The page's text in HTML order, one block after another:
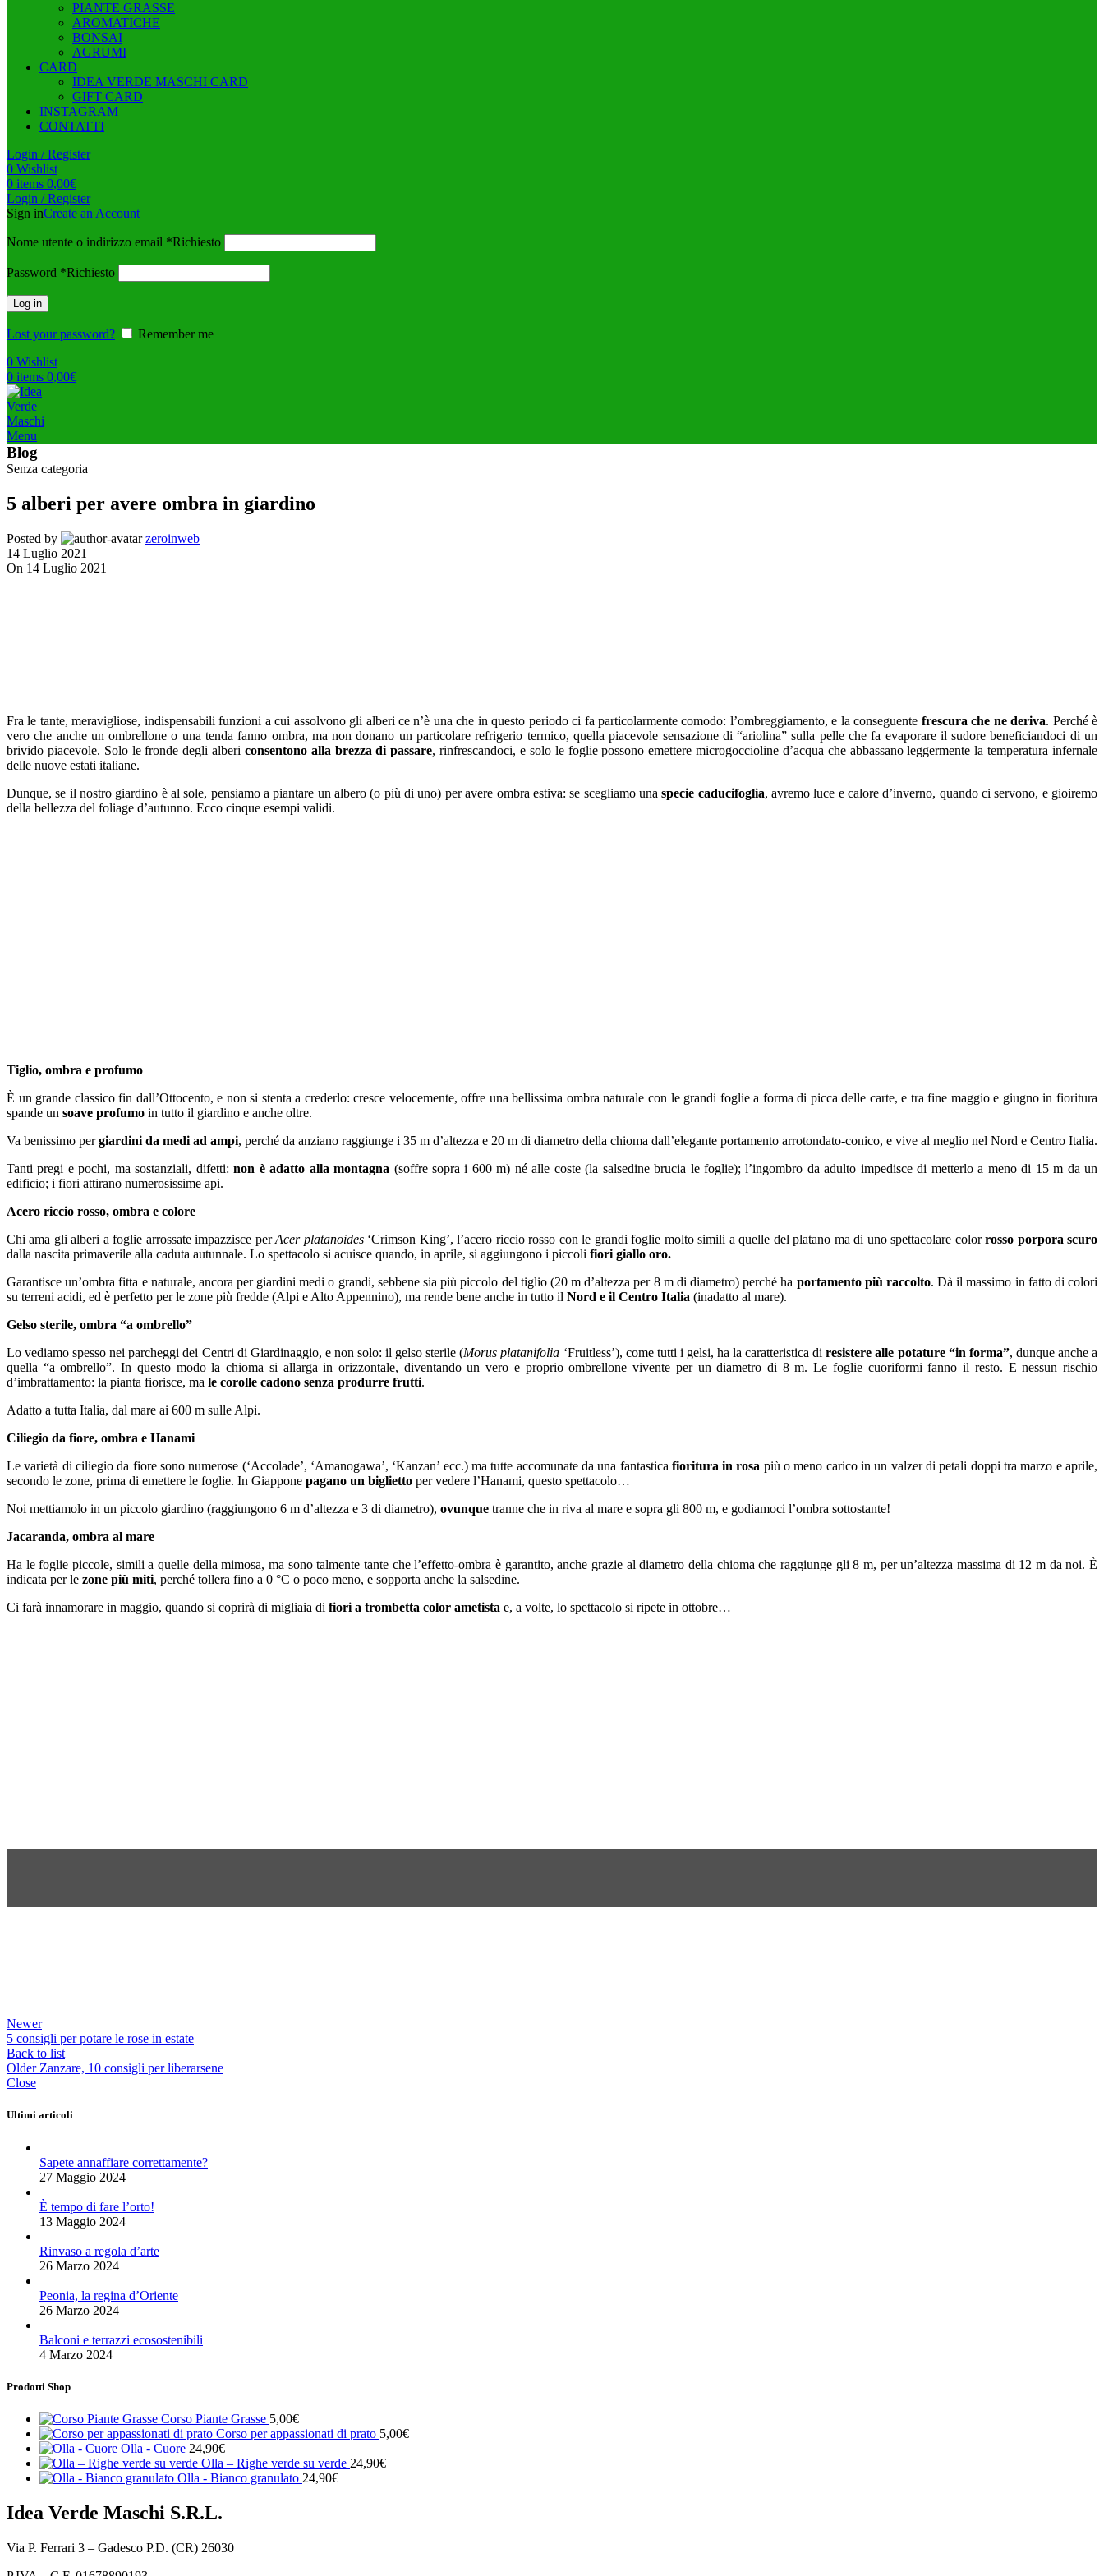
PIANTE GRASSE
AROMATICHE
BONSAI
AGRUMI
CARD
IDEA VERDE MASCHI CARD
GIFT CARD
INSTAGRAM
CONTATTI
Login / Register
0 Wishlist
0 items 0,00€
Login / Register
Sign inCreate an Account
Nome utente o indirizzo email *Richiesto
Password *Richiesto
Log in
Lost your password?
Remember me
0 Wishlist
0 items 0,00€
Menu
Blog
Senza categoria
5 alberi per avere ombra in giardino
Posted by
zeroinweb
14 Luglio 2021
On 14 Luglio 2021
Fra le tante, meravigliose, indispensabili funzioni a cui assolvono gli alberi ce n’è una che in questo periodo ci fa particolarmente comodo: l’ombreggiamento, e la conseguente frescura che ne deriva. Perché è
vero che anche un ombrellone o una tenda fanno ombra, ma non donano un particolare refrigerio termico, quella piacevole sensazione di “ariolina” sulla pelle che fa evaporare il sudore beneficiandoci di un
brivido piacevole. Solo le fronde degli alberi consentono alla brezza di passare, rinfrescandoci, e solo le foglie possono emettere microgoccioline d’acqua che abbassano leggermente la temperatura infernale
delle nuove estati italiane.
Dunque, se il nostro giardino è al sole, pensiamo a piantare un albero (o più di uno) per avere ombra estiva: se scegliamo unaspecie caducifoglia, avremo luce e calore d’inverno, quando ci servono, e gioiremo
della bellezza del foliage d’autunno. Ecco cinque esempi validi.
Tiglio, ombra e profumo
È un grande classico fin dall’Ottocento, e non si stenta a crederlo: cresce velocemente, offre una bellissima ombra naturale con le grandi foglie a forma di picca delle carte, e tra fine maggio e giugno in fioritura
spande un soave profumo in tutto il giardino e anche oltre.
Va benissimo pergiardini da medi ad ampi, perché da anziano raggiunge i 35 m d’altezza e 20 m di diametro della chioma dall’elegante portamento arrotondato-conico, e vive al meglio nel Nord e Centro Italia.
Tanti pregi e pochi, ma sostanziali, difetti:non è adatto alla montagna (soffre sopra i 600 m) né alle coste (la salsedine brucia le foglie); l’ingombro da adulto impedisce di metterlo a meno di 15 m da un
edificio; i fiori attirano numerosissime api.
Acero riccio rosso, ombra e colore
Chi ama gli alberi a foglie arrossate impazzisce perAcer platanoides‘Crimson King’, l’acero riccio rosso con le grandi foglie molto simili a quelle del platano ma di uno spettacolare colorrosso porpora scuro
dalla nascita primaverile alla caduta autunnale. Lo spettacolo si acuisce quando, in aprile, si aggiungono i piccoli fiori giallo oro.
Garantisce un’ombra fitta e naturale, ancora per giardini medi o grandi, sebbene sia più piccolo del tiglio (20 m d’altezza per 8 m di diametro) perché ha portamento più raccolto. Dà il massimo in fatto di colori
su terreni acidi, ed è perfetto per le zone più fredde (Alpi e Alto Appennino), ma rende bene anche in tutto il Nord e il Centro Italia (inadatto al mare).
Gelso sterile, ombra “a ombrello”
Lo vediamo spesso nei parcheggi dei Centri di Giardinaggio, e non solo: il gelso sterile (Morus platanifolia ‘Fruitless’), come tutti i gelsi, ha la caratteristica diresistere alle potature “in forma”, dunque anche a
quella “a ombrello”. In questo modo la chioma si allarga in orizzontale, diventando un vero e proprio ombrellone vivente per un diametro di 8 m. Le foglie cuoriformi fanno il resto. E nessun rischio
d’imbrattamento: la pianta fiorisce, ma le corolle cadono senza produrre frutti.
Adatto a tutta Italia, dal mare ai 600 m sulle Alpi.
Ciliegio da fiore, ombra e Hanami
Le varietà di ciliegio da fiore sono numerose (‘Accolade’, ‘Amanogawa’, ‘Kanzan’ ecc.) ma tutte accomunate da una fantastica fioritura in rosa più o meno carico in un valzer di petali doppi tra marzo e aprile,
secondo le zone, prima di emettere le foglie. In Giappone pagano un biglietto per vedere l’Hanami, questo spettacolo…
Noi mettiamolo in un piccolo giardino (raggiungono 6 m d’altezza e 3 di diametro), ovunque tranne che in riva al mare e sopra gli 800 m, e godiamoci l’ombra sottostante!
Jacaranda, ombra al mare
Ha le foglie piccole, simili a quelle della mimosa, ma sono talmente tante che l’effetto-ombra è garantito, anche grazie al diametro della chioma che raggiunge gli 8 m, per un’altezza massima di 12 m da noi. È
indicata per le zone più miti, perché tollera fino a 0 °C o poco meno, e sopporta anche la salsedine.
Ci farà innamorare in maggio, quando si coprirà di migliaia di fiori a trombetta color ametista e, a volte, lo spettacolo si ripete in ottobre…
Newer
5 consigli per potare le rose in estate
Back to list
Older Zanzare, 10 consigli per liberarsene
Close
Ultimi articoli
Sapete annaffiare correttamente?
27 Maggio 2024
È tempo di fare l’orto!
13 Maggio 2024
Rinvaso a regola d’arte
26 Marzo 2024
Peonia, la regina d’Oriente
26 Marzo 2024
Balconi e terrazzi ecosostenibili
4 Marzo 2024
Prodotti Shop
Corso Piante Grasse 5,00€
Corso per appassionati di prato 5,00€
Olla - Cuore 24,90€
Olla – Righe verde su verde 24,90€
Olla - Bianco granulato 24,90€
Idea Verde Maschi S.R.L.
Via P. Ferrari 3 – Gadesco P.D. (CR) 26030